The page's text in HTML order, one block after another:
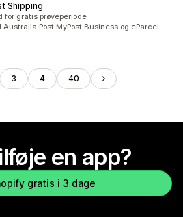
Shipping
for gratis prøveperiode
Post MyPost Business og eParcel
3 4 40
en app?
gratis i 3 dage